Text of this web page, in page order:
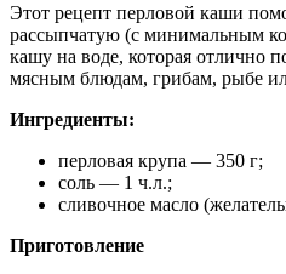
Этот рецепт перловой каши
рассыпчатую (с минимальным
кашу на воде, которая отлично
мясным блюдам, грибам, рыбе
Ингредиенты:
перловая крупа — 350 г;
соль — 1 ч.л.;
сливочное масло
Приготовление